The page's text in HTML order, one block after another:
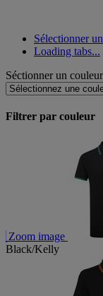
Sélectionner
Loading tabs...
Séctionner un couleur
Filtrer par couleur
Zoom image
Black/Kelly